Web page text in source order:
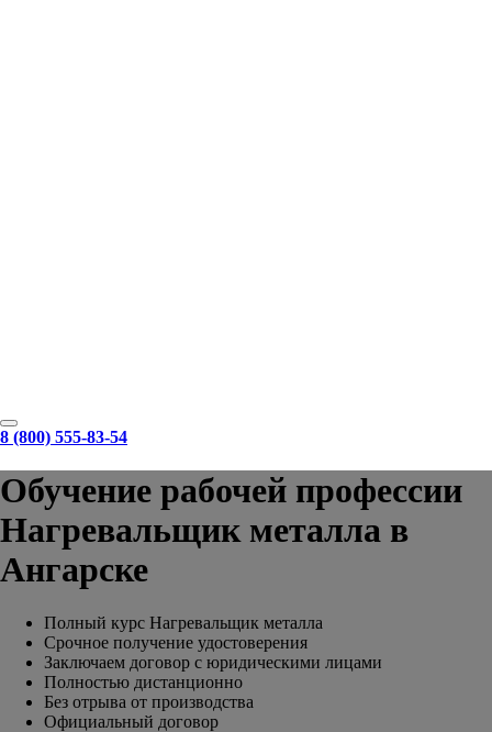
8 (800) 555-83-54
Обучение рабочей профессии
Нагревальщик металла в
Ангарске
Полный курс Нагревальщик металла
Срочное получение удостоверения
Заключаем договор с юридическими лицами
Полностью дистанционно
Без отрыва от производства
Официальный договор